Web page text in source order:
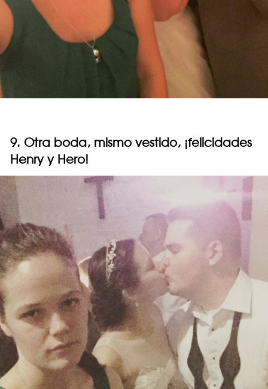
9. Otra boda, mismo vestido, ¡felicidades
Henry y Hero!